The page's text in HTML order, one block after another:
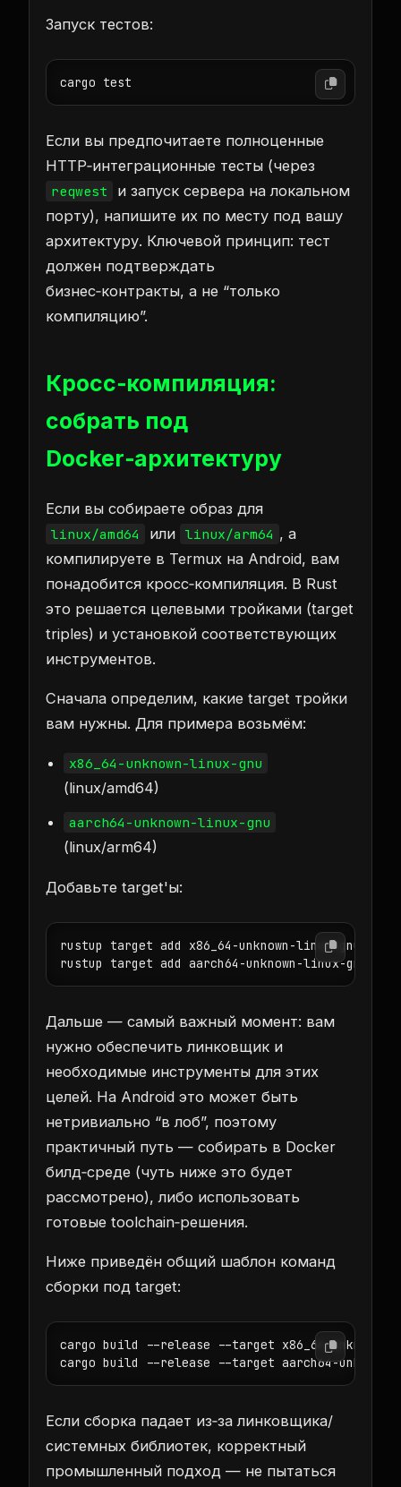
Запуск тестов:
Если вы предпочитаете полноценные
HTTP‑интеграционные тесты (через
reqwest
и запуск сервера на локальном
порту), напишите их по месту под вашу
архитектуру. Ключевой принцип: тест
должен подтверждать
бизнес‑контракты, а не “только
компиляцию”.
Кросс‑компиляция:
собрать под
Docker‑архитектуру
Если вы собираете образ для
linux/amd64 или linux/arm64 , а
компилируете в Termux на Android, вам
понадобится кросс‑компиляция. В Rust
это решается целевыми тройками (target
triples) и установкой соответствующих
инструментов.
Сначала определим, какие target тройки
вам нужны. Для примера возьмём:
x86_64-unknown-linux-gnu
(linux/amd64)
aarch64-unknown-linux-gnu
(linux/arm64)
Добавьте target'ы:
rustup target add x86_64-unknown-linux-gnu
Дальше — самый важный момент: вам
нужно обеспечить линковщик и
необходимые инструменты для этих
целей. На Android это может быть
нетривиально “в лоб”, поэтому
практичный путь — собирать в Docker
билд‑среде (чуть ниже это будет
рассмотрено), либо использовать
готовые toolchain‑решения.
Ниже приведён общий шаблон команд
сборки под target:
cargo build --release --target x86_64-unknown-
Если сборка падает из‑за линковщика/
системных библиотек, корректный
промышленный подход — не пытаться